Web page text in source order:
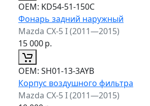
ОЕМ: KD54-51-150C
Фонарь задний наружный
Mazda CX-5 I (2011—2015)
15 000р.
ОЕМ: SH01-13-3AYB
Корпус воздушного фильтра
Mazda CX-5 I (2011—2015)